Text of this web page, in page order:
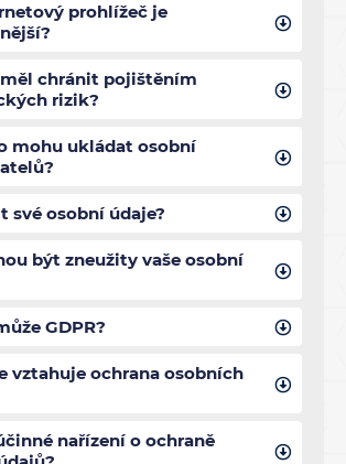
prohlížeč je
měl chránit pojištěním
rizik?
mohu ukládat osobní
své osobní údaje?
být zneužity vaše osobní
GDPR?
vztahuje ochrana osobních
nařízení o ochraně